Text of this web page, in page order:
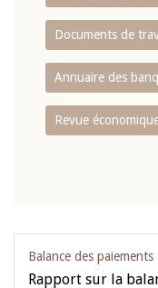
Documents de
Annuaire des
Revue
Balance des paiements
Rapport sur la